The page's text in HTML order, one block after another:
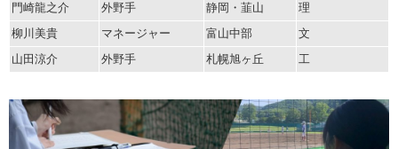
門崎龍之介
外野手 静岡・韮山
理
柳川美貴
マネージャー 富山中部
文
山田涼介
外野手 札幌旭ヶ丘 工